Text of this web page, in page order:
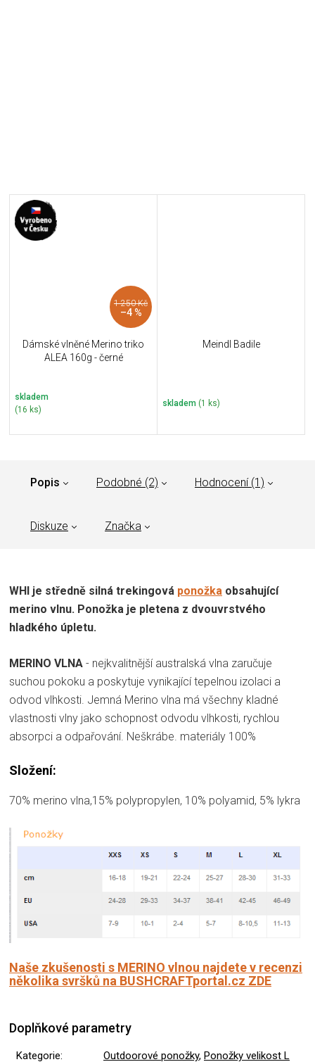
1 250 Kč
–4 %
Dámské vlněné Merino triko
ALEA 160g - černé
skladem
(16 ks)
Meindl Badile
skladem (1 ks)
Popis Podobné (2) Hodnocení (1)
Diskuze Značka
WHI je středně silná trekingová ponožka obsahující
merino vlnu. Ponožka je pletena z dvouvrstvého
hladkého úpletu.
MERINO VLNA - nejkvalitnější australská vlna zaručuje
suchou pokoku a poskytuje vynikající tepelnou izolaci a
odvod vlhkosti. Jemná Merino vlna má všechny kladné
vlastnosti vlny jako schopnost odvodu vlhkosti, rychlou
absorpci a odpařování. Neškrábe. materiály 100%
Složení:
70% merino vlna,15% polypropylen, 10% polyamid, 5% lykra
Naše zkušenosti s MERINO vlnou najdete v recenzi
několika svršků na BUSHCRAFTportal.cz ZDE
Doplňkové parametry
Kategorie: Outdoorové ponožky, Ponožky velikost L